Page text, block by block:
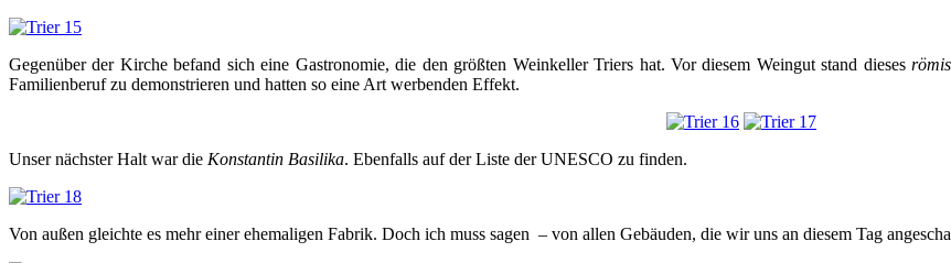
Gegenüber der Kirche befand sich eine Gastronomie, die den größten Weinkeller Triers hat. Vor diesem Weingut stand dieses
Familienberuf zu demonstrieren und hatten so eine Art werbenden Effekt.
Unser nächster Halt war die Konstantin Basilika. Ebenfalls auf der Liste der UNESCO zu finden.
Von außen gleichte es mehr einer ehemaligen Fabrik. Doch ich muss sagen – von allen Gebäuden, die wir uns an diesem Tag